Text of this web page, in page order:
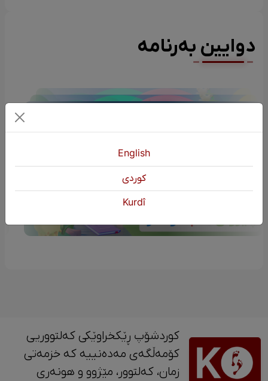
دوایین بەرنامە
چیرۆکی منداڵان (چیرۆکی مام هۆمەرە)
کوردشۆپ ڕێکخراوێکی کەلتووریی
کۆمەڵگەی مەدەنییە کە خزمەتی
زمان، کەلتوور، مێژوو و ‎هونەری
English
كوردی
Kurdî